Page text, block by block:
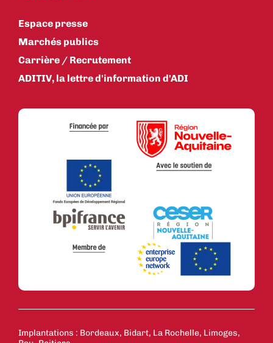
Espace presse
Marchés publics
Carrière / Recrutement
ADITIV, la lettre d'information d'ADI
Implantations : Bordeaux, Bidart, La Rochelle, Limoges,